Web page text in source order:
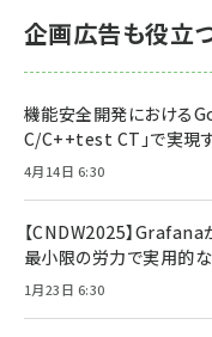
企画広告も役立
機能安全開発における
C/C++test CT」で実現
4月14日 6:30
【CNDW2025】Grafana
最小限の労力で実用的
1月23日 6:30